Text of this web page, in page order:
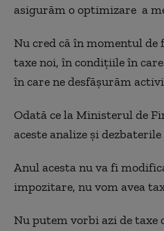
asigurăm o optimizare a
Nu cred că în momentul
taxe noi, în condițiile în
în care ne desfășurăm
Odată ce la Ministerul de
aceste analize și
Anul acesta nu va fi
impozitare, nu vom avea
Nu putem vorbi azi de taxe